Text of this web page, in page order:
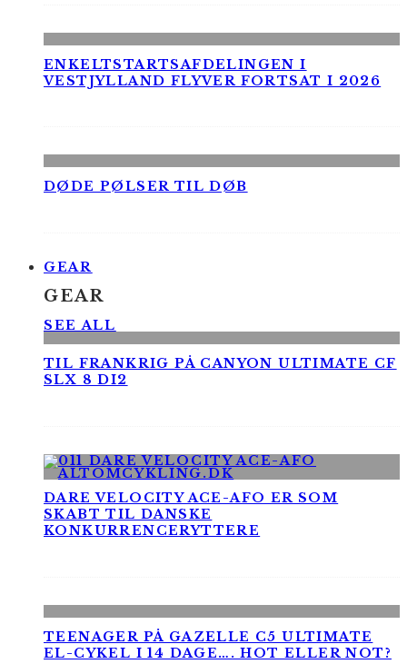
ENKELTSTARTSAFDELINGEN I
VESTJYLLAND FLYVER FORTSAT I 2026
DØDE PØLSER TIL DØB
GEAR
GEAR
SEE ALL
TIL FRANKRIG PÅ CANYON ULTIMATE CF
SLX 8 DI2
DARE VELOCITY ACE-AFO ER SOM
SKABT TIL DANSKE
KONKURRENCERYTTERE
TEENAGER PÅ GAZELLE C5 ULTIMATE
EL-CYKEL I 14 DAGE…. HOT ELLER NOT?